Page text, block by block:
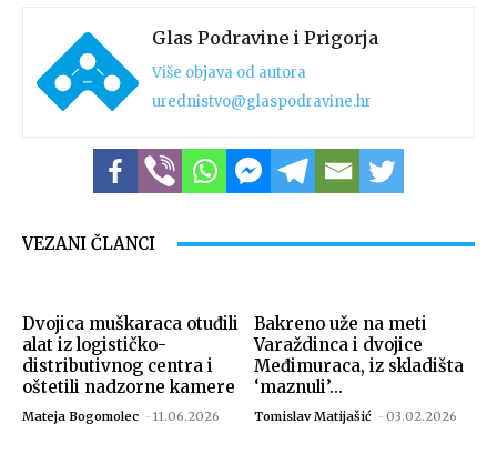
Glas Podravine i Prigorja
Više objava od autora
urednistvo@glaspodravine.hr
VEZANI ČLANCI
Dvojica muškaraca otuđili
alat iz logističko-
distributivnog centra i
oštetili nadzorne kamere
Mateja Bogomolec - 11.06.2026
Bakreno uže na meti
Varaždinca i dvojice
Međimuraca, iz skladišta
‘maznuli’...
Tomislav Matijašić - 03.02.2026